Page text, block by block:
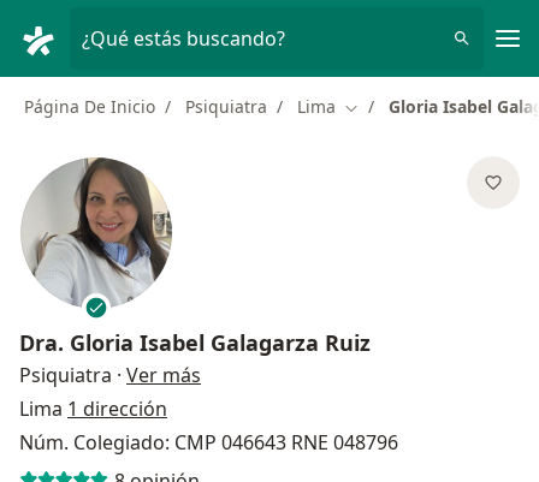
¿Qué estás buscando?
Página De Inicio Psiquiatra Lima Cambiar de ciudad
Gloria Isabel
Dra. Gloria Isabel Galagarza Ruiz
Psiquiatra · Ver más
Lima 1 dirección
Núm. Colegiado: CMP 046643 RNE 048796